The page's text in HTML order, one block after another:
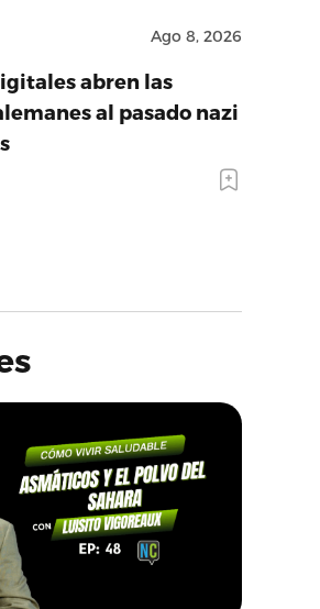
Ago 8, 2026
abren las
al pasado nazi